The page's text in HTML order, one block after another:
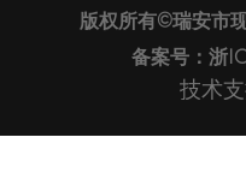
版权所有©瑞安市
备案号：浙